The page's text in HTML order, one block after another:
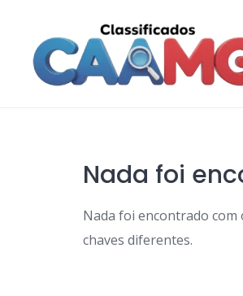
content
Nada foi
Nada foi encontrado com
chaves diferentes.